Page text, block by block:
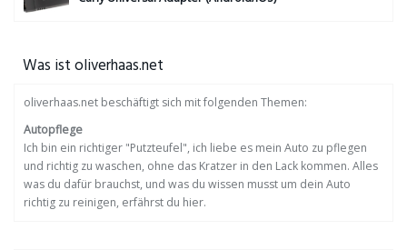
Was ist oliverhaas.net
oliverhaas.net beschäftigt sich mit folgenden Themen:
Autopflege
Ich bin ein richtiger "Putzteufel", ich liebe es mein Auto zu pflegen
und richtig zu waschen, ohne das Kratzer in den Lack kommen. Alles
was du dafür brauchst, und was du wissen musst um dein Auto
richtig zu reinigen, erfährst du hier.